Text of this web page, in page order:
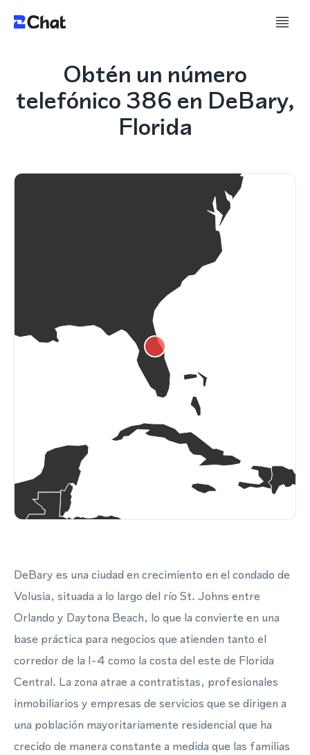
Obtén un número
telefónico 386 en DeBary,
Florida
DeBary es una ciudad en crecimiento en el condado de
Volusia, situada a lo largo del río St. Johns entre
Orlando y Daytona Beach, lo que la convierte en una
base práctica para negocios que atienden tanto el
corredor de la I-4 como la costa del este de Florida
Central. La zona atrae a contratistas, profesionales
inmobiliarios y empresas de servicios que se dirigen a
una población mayoritariamente residencial que ha
crecido de manera constante a medida que las familias